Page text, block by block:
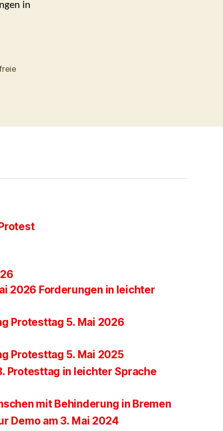
in
2026 Forderungen in leichter
Protesttag 5. Mai 2026
Protesttag 5. Mai 2025
Protesttag in leichter Sprache
mit Behinderung in Bremen
Demo am 3. Mai 2024